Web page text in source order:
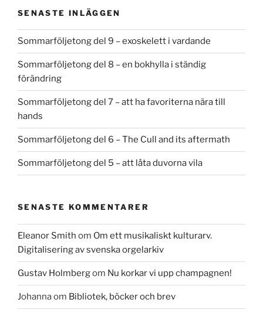
SENASTE INLÄGGEN
Sommarföljetong del 9 – exoskelett i vardande
Sommarföljetong del 8 – en bokhylla i ständig
förändring
Sommarföljetong del 7 – att ha favoriterna nära till
hands
Sommarföljetong del 6 – The Cull and its aftermath
Sommarföljetong del 5 – att låta duvorna vila
SENASTE KOMMENTARER
Eleanor Smith om Om ett musikaliskt kulturarv.
Digitalisering av svenska orgelarkiv
Gustav Holmbergom Nu korkar vi upp champagnen!
Johannaom Bibliotek, böcker och brev